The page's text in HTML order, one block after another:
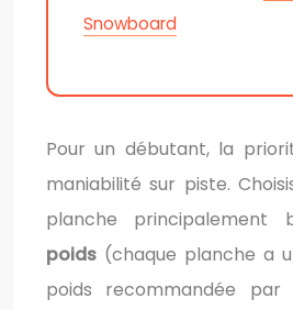
Snowboard
Pour un débutant, la
maniabilité sur piste.
planche principalement
poids (chaque planche a
poids recommandée